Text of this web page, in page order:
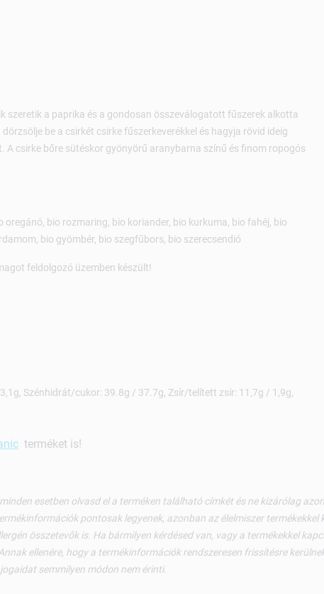
szeretik a paprika és a gondosan összeválogatott fűszerek alkotta
be a csirkét csirke fűszerkeverékkel és hagyja rövid ideig
A csirke bőre sütéskor gyönyörű aranybarna színű és finom ropogós
oregánó, bio rozmaring, bio koriander, bio kurkuma, bio fahéj, bio
bio gyömbér, bio szegfűbors, bio szerecsendió
feldolgozó üzemben készült!
Szénhidrát/cukor: 39.8g / 37.7g, Zsír/telített zsír: 11,7g / 1,9g,
terméket is!
esetben olvasd el a terméken található címkét és ne kizárólag
pontosak legyenek, azonban az élelmiszer
összetevők is. Ha bármilyen kérdésed van, vagy a termékekkel
ellenére, hogy a termékinformációk rendszeresen frissítésre
semmilyen módon nem érinti.